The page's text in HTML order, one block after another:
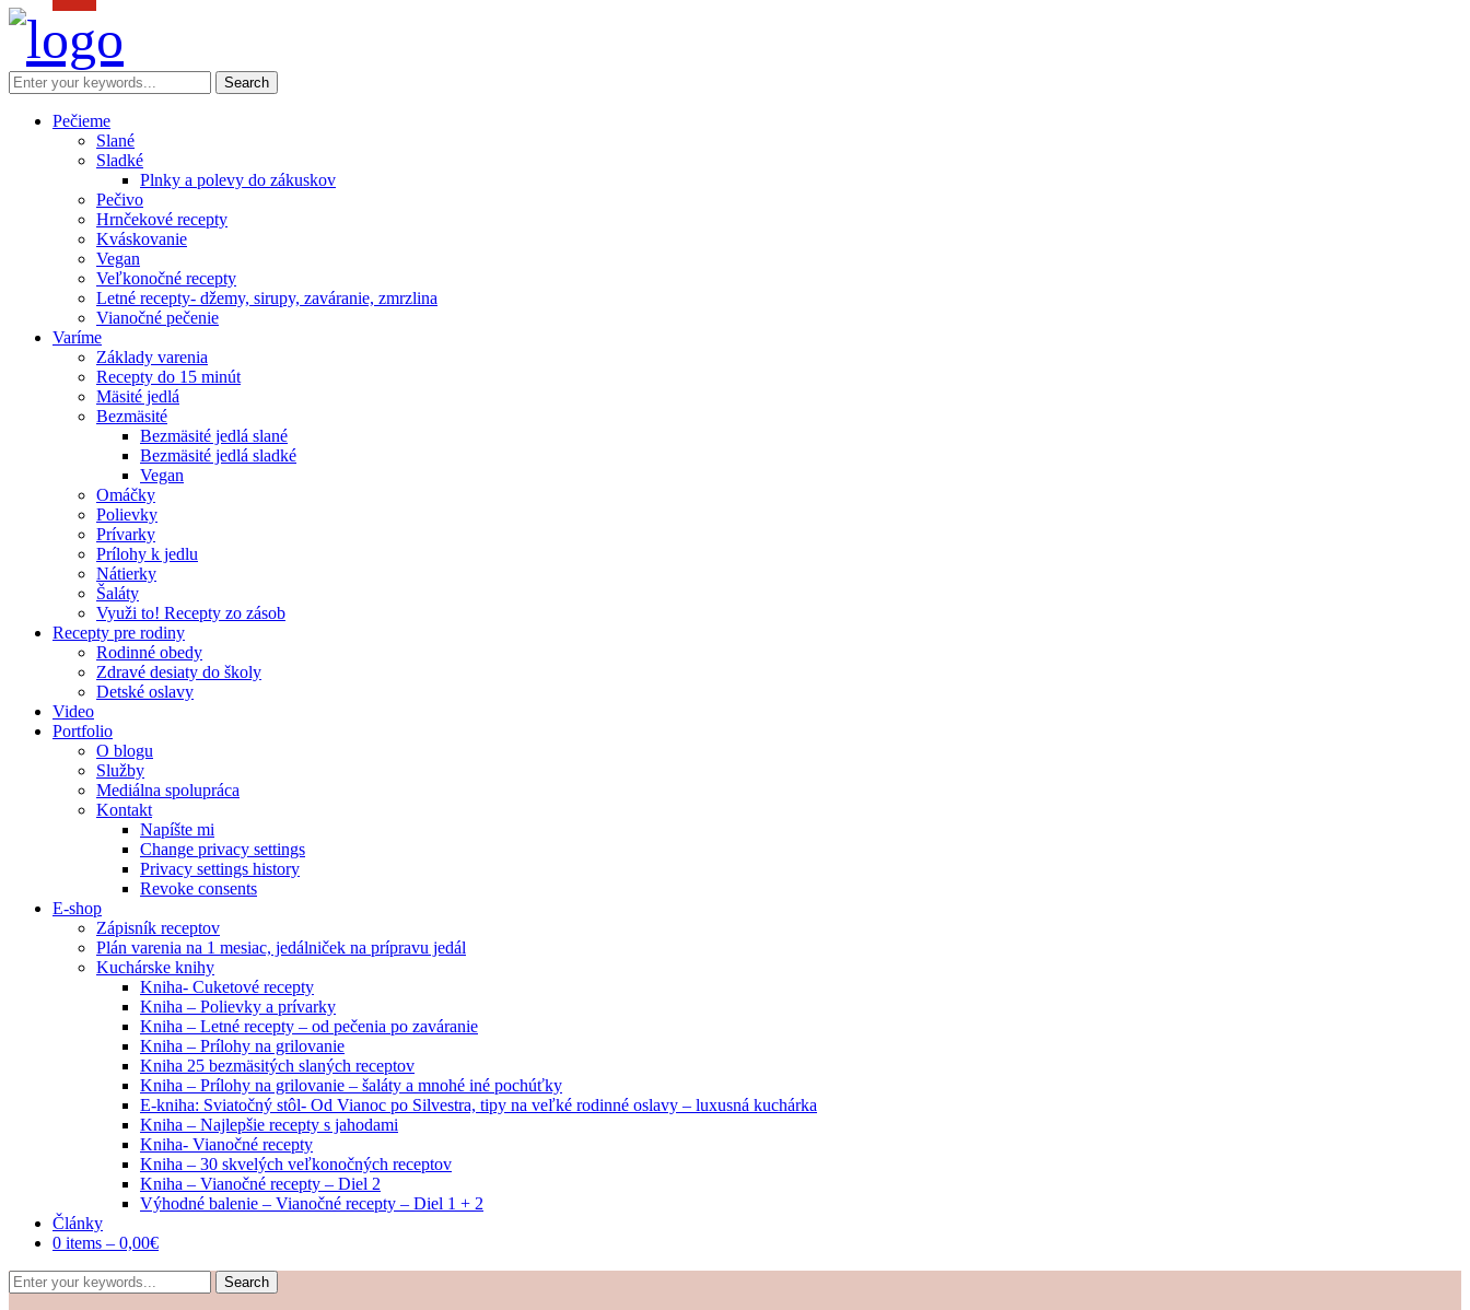
Pečieme
Slané
Sladké
Plnky a polevy do zákuskov
Pečivo
Hrnčekové recepty
Kváskovanie
Vegan
Veľkonočné recepty
Letné recepty- džemy, sirupy, zaváranie, zmrzlina
Vianočné pečenie
Varíme
Základy varenia
Recepty do 15 minút
Mäsité jedlá
Bezmäsité
Bezmäsité jedlá slané
Bezmäsité jedlá sladké
Vegan
Omáčky
Polievky
Prívarky
Prílohy k jedlu
Nátierky
Šaláty
Využi to! Recepty zo zásob
Recepty pre rodiny
Rodinné obedy
Zdravé desiaty do školy
Detské oslavy
Video
Portfolio
O blogu
Služby
Mediálna spolupráca
Kontakt
Napíšte mi
Change privacy settings
Privacy settings history
Revoke consents
E-shop
Zápisník receptov
Plán varenia na 1 mesiac, jedálniček na prípravu jedál
Kuchárske knihy
Kniha- Cuketové recepty
Kniha – Polievky a prívarky
Kniha – Letné recepty – od pečenia po zaváranie
Kniha – Prílohy na grilovanie
Kniha 25 bezmäsitých slaných receptov
Kniha – Prílohy na grilovanie – šaláty a mnohé iné pochúťky
E-kniha: Sviatočný stôl- Od Vianoc po Silvestra, tipy na veľké rodinné oslavy – luxusná kuchárka
Kniha – Najlepšie recepty s jahodami
Kniha- Vianočné recepty
Kniha – 30 skvelých veľkonočných receptov
Kniha – Vianočné recepty – Diel 2
Výhodné balenie – Vianočné recepty – Diel 1 + 2
Články
0 items – 0,00€